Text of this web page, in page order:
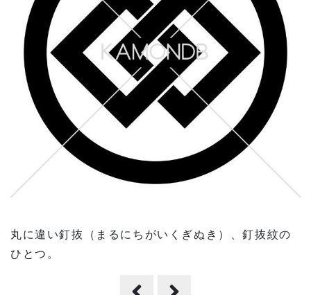
丸に違い釘抜（まるにちがいくぎぬき）、釘抜紋の
ひとつ。